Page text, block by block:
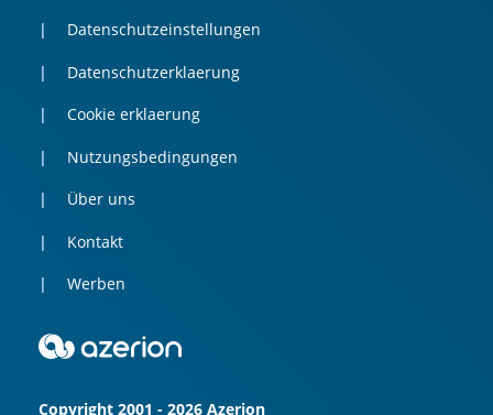
Datenschutzeinstellungen
Datenschutzerklaerung
Cookie erklaerung
Nutzungsbedingungen
Über uns
Kontakt
Werben
Copyright 2001 - 2026 Azerion